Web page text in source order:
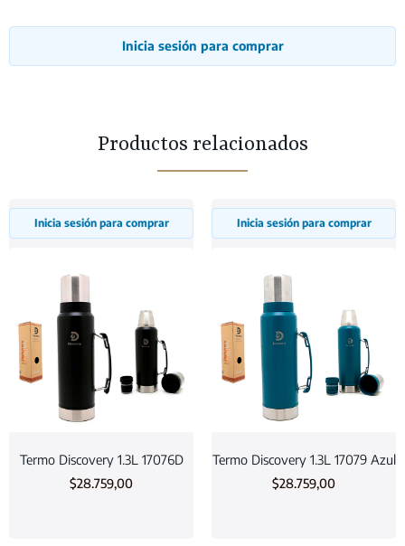
Inicia sesión para comprar
Productos relacionados
Inicia sesión para comprar
Termo Discovery 1.3L 17076D
$28.759,00
Inicia sesión para comprar
Termo Discovery 1.3L 17079 Azul
$28.759,00